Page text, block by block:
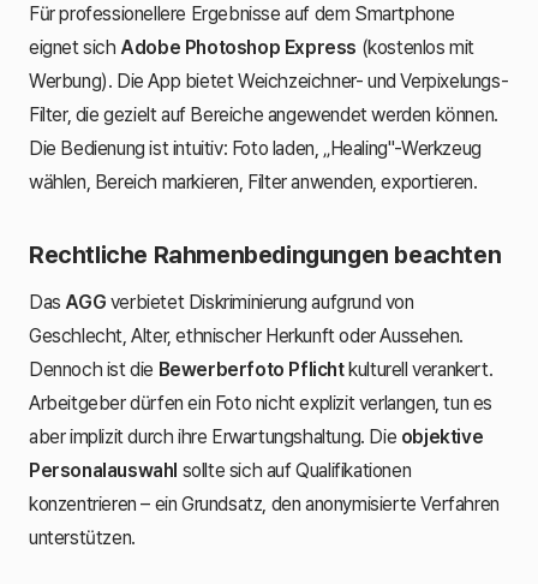
Für professionellere Ergebnisse auf dem Smartphone
eignet sich Adobe Photoshop Express (kostenlos mit
Werbung). Die App bietet Weichzeichner- und Verpixelungs-
Filter, die gezielt auf Bereiche angewendet werden können.
Die Bedienung ist intuitiv: Foto laden, „Healing"-Werkzeug
wählen, Bereich markieren, Filter anwenden, exportieren.
Rechtliche Rahmenbedingungen beachten
Das AGG verbietet Diskriminierung aufgrund von
Geschlecht, Alter, ethnischer Herkunft oder Aussehen.
Dennoch ist die Bewerberfoto Pflichtkulturell verankert.
Arbeitgeber dürfen ein Foto nicht explizit verlangen, tun es
aber implizit durch ihre Erwartungshaltung. Die objektive
Personalauswahl sollte sich auf Qualifikationen
konzentrieren – ein Grundsatz, den anonymisierte Verfahren
unterstützen.